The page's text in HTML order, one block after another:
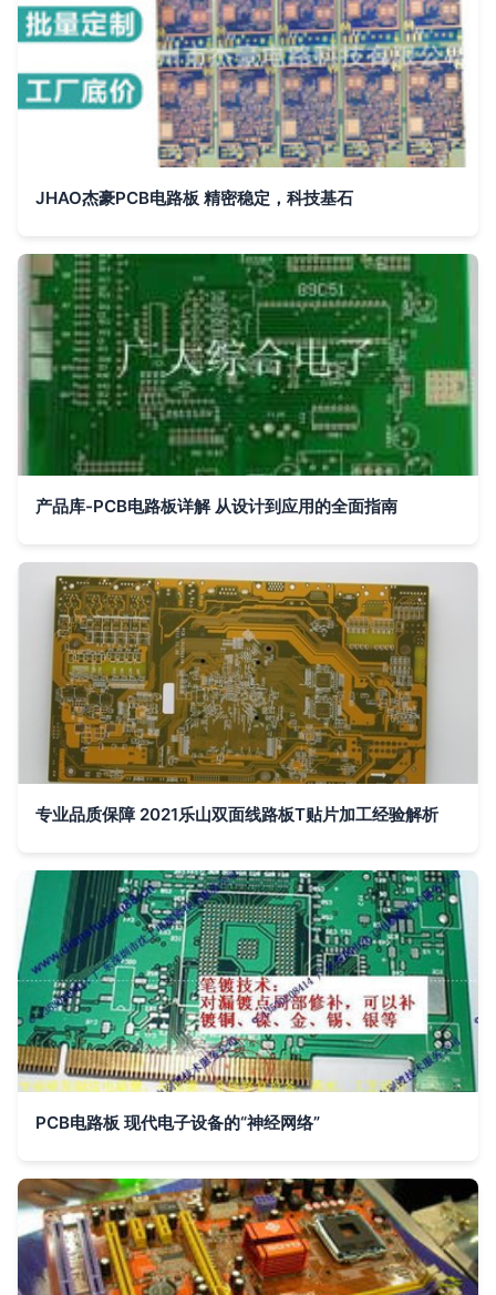
JHAO杰豪PCB电路板 精密稳定，科技基石
产品库-PCB电路板详解 从设计到应用的全面指南
专业品质保障 2021乐山双面线路板T贴片加工经验解析
PCB电路板 现代电子设备的“神经网络”